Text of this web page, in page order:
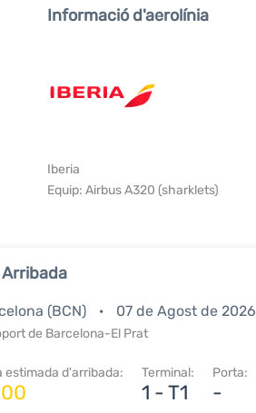
Informació d'aerolínia
Iberia
Equip: Airbus A320 (sharklets)
Arribada
(BCN) 07 de Agost de 2026
de Barcelona-El Prat
estimada d'arribada: Terminal:
1 - T1
Porta:
-